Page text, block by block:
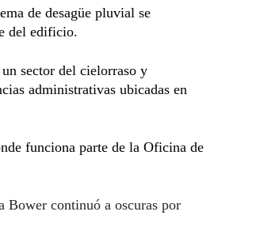
de desagüe pluvial se
del edificio.
sector del cielorraso y
administrativas ubicadas en
funciona parte de la Oficina de
Bower continuó a oscuras por